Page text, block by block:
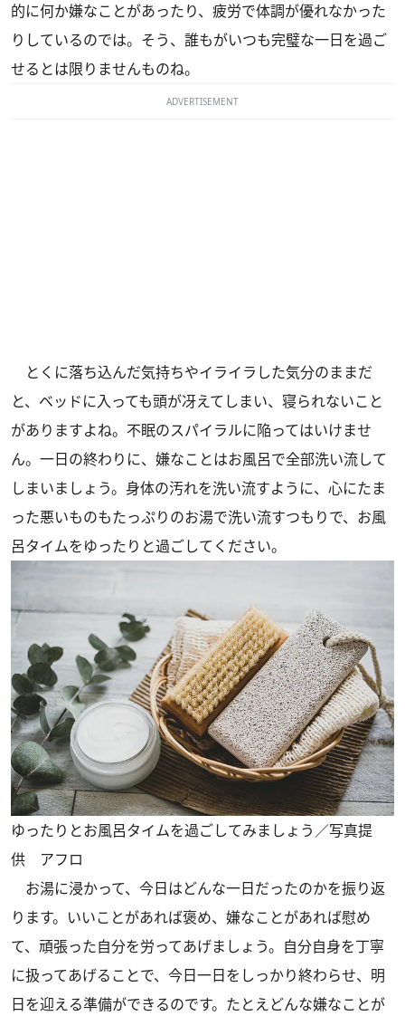
的に何か嫌なことがあったり、疲労で体調が優れなかった
りしているのでは。そう、誰もがいつも完璧な一日を過ご
せるとは限りませんものね。
ADVERTISEMENT
とくに落ち込んだ気持ちやイライラした気分のままだ
と、ベッドに入っても頭が冴えてしまい、寝られないこと
がありますよね。不眠のスパイラルに陥ってはいけませ
ん。一日の終わりに、嫌なことはお風呂で全部洗い流して
しまいましょう。身体の汚れを洗い流すように、心にたま
った悪いものもたっぷりのお湯で洗い流すつもりで、お風
呂タイムをゆったりと過ごしてください。
ゆったりとお風呂タイムを過ごしてみましょう／写真提
供 アフロ
お湯に浸かって、今日はどんな一日だったのかを振り返
ります。いいことがあれば褒め、嫌なことがあれば慰め
て、頑張った自分を労ってあげましょう。自分自身を丁寧
に扱ってあげることで、今日一日をしっかり終わらせ、明
日を迎える準備ができるのです。たとえどんな嫌なことが